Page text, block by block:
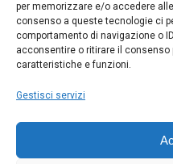
per memorizzare e/o accedere
consenso a queste tecnologie ci
comportamento di navigazione o
acconsentire o ritirare il
caratteristiche e funzioni.
Gestisci servizi
La Società ha nominato il Responsabile della Protezione dei Dati
nostra Società per